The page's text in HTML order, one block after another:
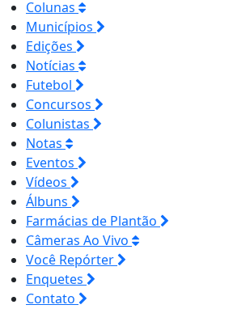
Colunas
Municípios
Edições
Notícias
Futebol
Concursos
Colunistas
Notas
Eventos
Vídeos
Álbuns
Farmácias de Plantão
Câmeras Ao Vivo
Você Repórter
Enquetes
Contato